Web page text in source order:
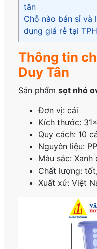
tân
Chỗ nào bán sỉ và
dụng giá rẻ tại
Thông tin
Duy Tân
Sản phẩmsọt nhỏ
Đơn vị: cái
Kích thước:
Quy cách: 10
Nguyên liệu: PP
Màu sắc:
Chất lượng:
Xuất xứ: Việt